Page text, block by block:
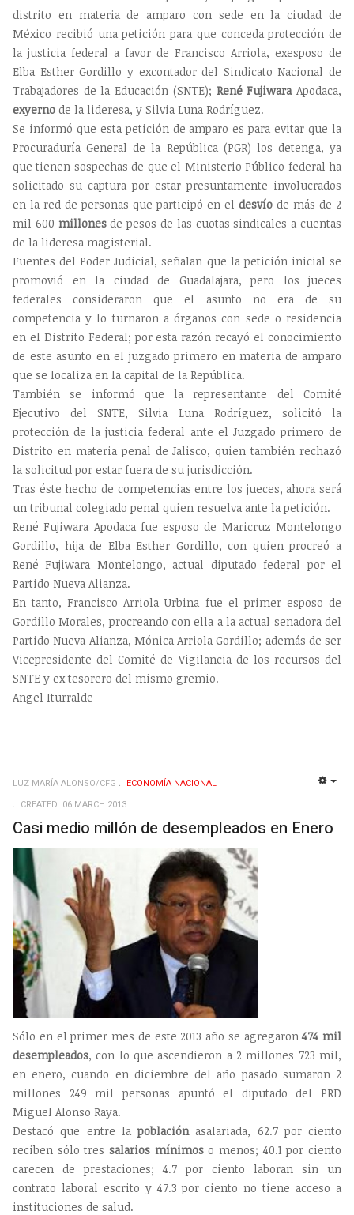
distrito en materia de amparo con sede en la ciudad de
México recibió una petición para que conceda protección de
la justicia federal a favor de Francisco Arriola, exesposo de
Elba Esther Gordillo y excontador del Sindicato Nacional de
Trabajadores de la Educación (SNTE); René FujiwaraApodaca,
exyerno de la lideresa, y Silvia Luna Rodríguez.
Se informó que esta petición de amparo es para evitar que la
Procuraduría General de la República (PGR) los detenga, ya
que tienen sospechas de que el Ministerio Público federal ha
solicitado su captura por estar presuntamente involucrados
en la red de personas que participó en el desvío de más de 2
mil 600 millonesde pesos de las cuotas sindicales a cuentas
de la lideresa magisterial.
Fuentes del Poder Judicial, señalan que la petición inicial se
promovió en la ciudad de Guadalajara, pero los jueces
federales consideraron que el asunto no era de su
competencia y lo turnaron a órganos con sede o residencia
en el Distrito Federal; por esta razón recayó el conocimiento
de este asunto en el juzgado primero en materia de amparo
que se localiza en la capital de la República.
También se informó que la representante del Comité
Ejecutivo del SNTE, Silvia Luna Rodríguez, solicitó la
protección de la justicia federal ante el Juzgado primero de
Distrito en materia penal de Jalisco, quien también rechazó
la solicitud por estar fuera de su jurisdicción.
Tras éste hecho de competencias entre los jueces, ahora será
un tribunal colegiado penal quien resuelva ante la petición.
René Fujiwara Apodaca fue esposo de Maricruz Montelongo
Gordillo, hija de Elba Esther Gordillo, con quien procreó a
René Fujiwara Montelongo, actual diputado federal por el
Partido Nueva Alianza.
En tanto, Francisco Arriola Urbina fue el primer esposo de
Gordillo Morales, procreando con ella a la actual senadora del
Partido Nueva Alianza, Mónica Arriola Gordillo; además de ser
Vicepresidente del Comité de Vigilancia de los recursos del
SNTE y ex tesorero del mismo gremio.
Angel Iturralde
LUZ MARÍA ALONSO/CFG
ECONOMÍ­A NACIONAL
CREATED: 06 MARCH 2013
Casi medio millón de desempleados en Enero
Sólo en el primer mes de este 2013 año se agregaron474 mil
desempleados, con lo que ascendieron a 2 millones 723 mil,
en enero, cuando en diciembre del año pasado sumaron 2
millones 249 mil personas apuntó el diputado del PRD
Miguel Alonso Raya.
Destacó que entre lapoblaciónasalariada, 62.7 por ciento
reciben sólo tres salarios mínimoso menos; 40.1 por ciento
carecen de prestaciones; 4.7 por ciento laboran sin un
contrato laboral escrito y 47.3 por ciento no tiene acceso a
instituciones de salud.